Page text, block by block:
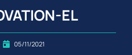
EL
05/11/2021